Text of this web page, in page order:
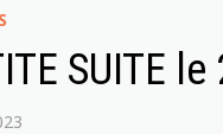
SUITE